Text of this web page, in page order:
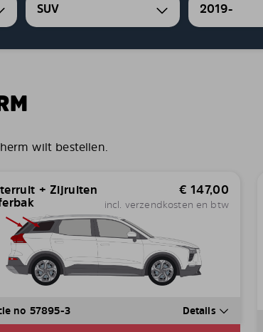
SUV 2019-
wilt bestellen.
+ Zijruiten
€ 147,00
incl. verzendkosten en btw
no 57895-3 Details